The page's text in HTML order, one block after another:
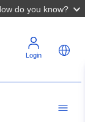
do you know?
Login